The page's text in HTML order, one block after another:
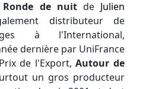
Ronde de nuit de Julien
distributeur de
à l'International,
dernière par UniFrance
de l'Export,Autour de
un gros producteur